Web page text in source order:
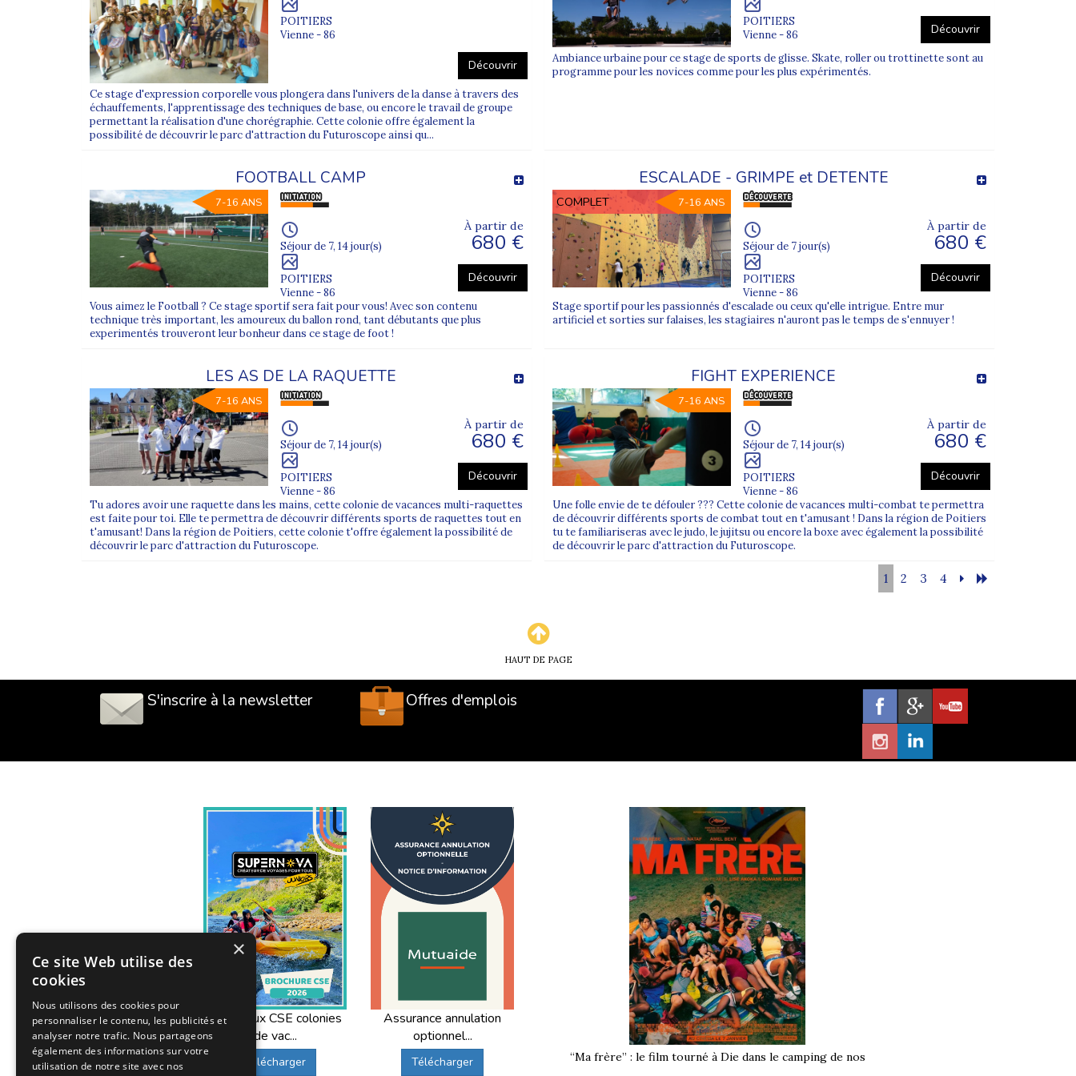
POITIERS
Vienne - 86
Découvrir
Ce stage d'expression corporelle vous plongera dans l'univers de la danse à travers des
échauffements, l'apprentissage des techniques de base, ou encore le travail de groupe
permettant la réalisation d'une chorégraphie. Cette colonie offre également la
possibilité de découvrir le parc d'attraction du Futuroscope ainsi qu...
POITIERS
Vienne - 86
Découvrir
Ambiance urbaine pour ce stage de sports de glisse. Skate, roller ou trottinette sont au
programme pour les novices comme pour les plus expérimentés.
FOOTBALL CAMP
7-16 ANS
Séjour de 7, 14 jour(s)
POITIERS
Vienne - 86
À partir de
680 €
Découvrir
Vous aimez le Football ? Ce stage sportif sera fait pour vous! Avec son contenu
technique très important, les amoureux du ballon rond, tant débutants que plus
experimentés trouveront leur bonheur dans ce stage de foot !
ESCALADE - GRIMPE et DETENTE
COMPLET 7-16 ANS
Séjour de 7 jour(s)
POITIERS
Vienne - 86
À partir de
680 €
Découvrir
Stage sportif pour les passionnés d'escalade ou ceux qu'elle intrigue. Entre mur
artificiel et sorties sur falaises, les stagiaires n'auront pas le temps de s'ennuyer !
LES AS DE LA RAQUETTE
7-16 ANS
Séjour de 7, 14 jour(s)
POITIERS
Vienne - 86
À partir de
680 €
Découvrir
Tu adores avoir une raquette dans les mains, cette colonie de vacances multi-raquettes
est faite pour toi. Elle te permettra de découvrir différents sports de raquettes tout en
t'amusant! Dans la région de Poitiers, cette colonie t'offre également la possibilité de
découvrir le parc d'attraction du Futuroscope.
FIGHT EXPERIENCE
7-16 ANS
Séjour de 7, 14 jour(s)
POITIERS
Vienne - 86
À partir de
680 €
Découvrir
Une folle envie de te défouler ??? Cette colonie de vacances multi-combat te permettra
de découvrir différents sports de combat tout en t'amusant ! Dans la région de Poitiers
tu te familiariseras avec le judo, le jujitsu ou encore la boxe avec également la possibilité
de découvrir le parc d'attraction du Futuroscope.
1 2 3 4
HAUT DE PAGE
S'inscrire à la newsletter Offres d'emplois
Offres aux CSE colonies
de vac...
Télécharger
Assurance annulation
optionnel...
Télécharger
“Ma frère” : le film tourné à Die dans le camping de nos
×
Ce site Web utilise des
cookies
Nous utilisons des cookies pour
personnaliser le contenu, les publicités et
analyser notre trafic. Nous partageons
également des informations sur votre
utilisation de notre site avec nos